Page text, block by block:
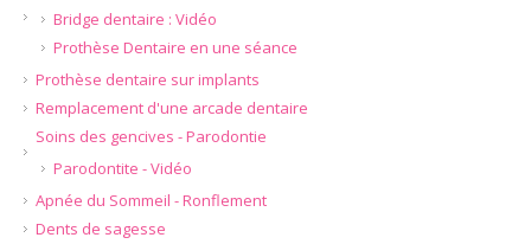
Bridge dentaire : Vidéo
Prothèse Dentaire en une séance
Prothèse dentaire sur implants
Remplacement d'une arcade dentaire
Soins des gencives - Parodontie
Parodontite - Vidéo
Apnée du Sommeil - Ronflement
Dents de sagesse